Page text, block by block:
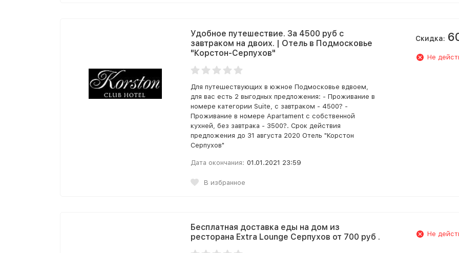
Удобное путешествие. За 4500 руб с
завтраком на двоих. | Отель в Подмосковье
"Корстон-Серпухов"
Для путешествующих в южное Подмосковье вдвоем,
для вас есть 2 выгодных предложения: - Проживание в
номере категории Suite, с завтраком - 4500? -
Проживание в номере Apartament с собственной
кухней, без завтрака - 3500?. Срок действия
предложения до 31 августа 2020 Отель "Корстон
Серпухов"
Дата окончания: 01.01.2021 23:59
В избранное
Скидка:
Не
Бесплатная доставка еды на дом из
ресторана Extra Lounge Серпухов от 700 руб .
Не